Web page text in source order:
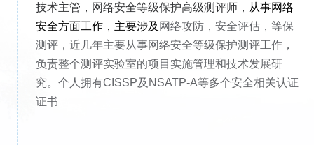
技术主管，网络安全等级保护高级测评师， 从事网络
安全方面工作，主要涉及 网络攻防，安全评估，等保
测评，近几年主要从事网络安全等级保护测评工作，
负责整个测评实验室的项目实施管理和技术发展研
究。个人拥有CISSP及NSATP-A等多个安全相关认证
证书